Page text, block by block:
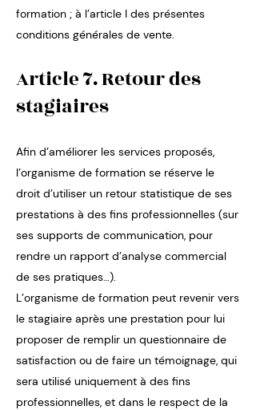
formation ; à l’article I des présentes
conditions générales de vente.
Article 7. Retour des
stagiaires
Afin d’améliorer les services proposés,
l’organisme de formation se réserve le
droit d’utiliser un retour statistique de ses
prestations à des fins professionnelles (sur
ses supports de communication, pour
rendre un rapport d’analyse commercial
de ses pratiques…).
L’organisme de formation peut revenir vers
le stagiaire après une prestation pour lui
proposer de remplir un questionnaire de
satisfaction ou de faire un témoignage, qui
sera utilisé uniquement à des fins
professionnelles, et dans le respect de la